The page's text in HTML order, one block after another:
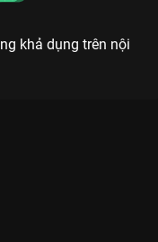
khả dụng trên nội